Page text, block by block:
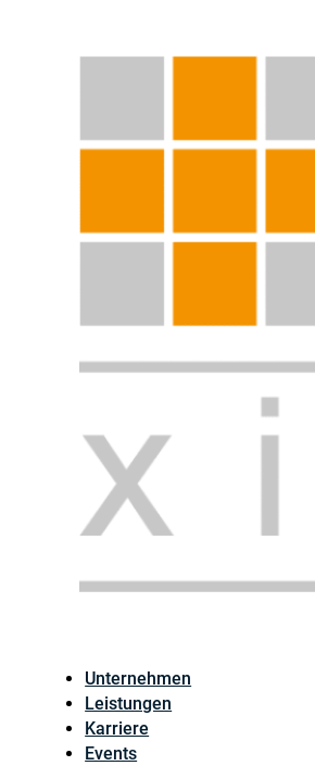
Unternehmen
Leistungen
Karriere
Events